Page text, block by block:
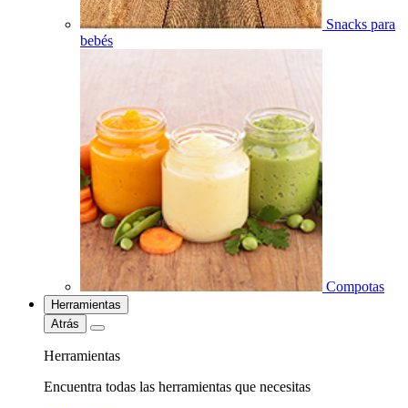
Snacks para
bebés
Compotas
Herramientas
Atrás
Herramientas
Encuentra todas las herramientas que necesitas